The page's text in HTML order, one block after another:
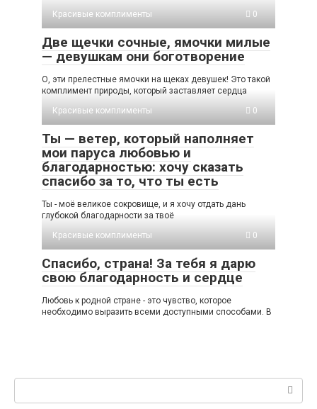
Красивые комплименты
0
Две щечки сочные, ямочки милые
— девушкам они боготворение
О, эти прелестные ямочки на щеках девушек! Это такой
комплимент природы, который заставляет сердца
Красивые комплименты
0
Ты — ветер, который наполняет
мои паруса любовью и
благодарностью: хочу сказать
спасибо за то, что ты есть
Ты - моё великое сокровище, и я хочу отдать дань
глубокой благодарности за твоё
Красивые комплименты
0
Спасибо, страна! За тебя я дарю
свою благодарность и сердце
Любовь к родной стране - это чувство, которое
необходимо выразить всеми доступными способами. В
Поиск: